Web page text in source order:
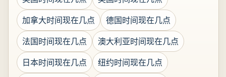
加拿大时间现在几点
德国时间现在几点
法国时间现在几点
澳大利亚时间现在几点
日本时间现在几点
纽约时间现在几点